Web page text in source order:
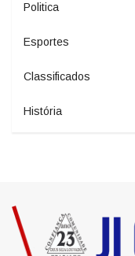
Politica
Esportes
Classificados
História